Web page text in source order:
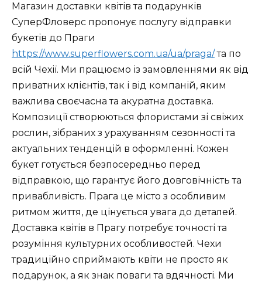
Магазин доставки квітів та подарунків
СуперФловерс пропонує послугу відправки
букетів до Праги
https://www.superflowers.com.ua/ua/praga/та по
всій Чехії. Ми працюємо із замовленнями як від
приватних клієнтів, так і від компаній, яким
важлива своєчасна та акуратна доставка.
Композиції створюються флористами зі свіжих
рослин, зібраних з урахуванням сезонності та
актуальних тенденцій в оформленні. Кожен
букет готується безпосередньо перед
відправкою, що гарантує його довговічність та
привабливість. Прага це місто з особливим
ритмом життя, де цінується увага до деталей.
Доставка квітів в Прагу потребує точності та
розуміння культурних особливостей. Чехи
традиційно сприймають квіти не просто як
подарунок, а як знак поваги та вдячності. Ми